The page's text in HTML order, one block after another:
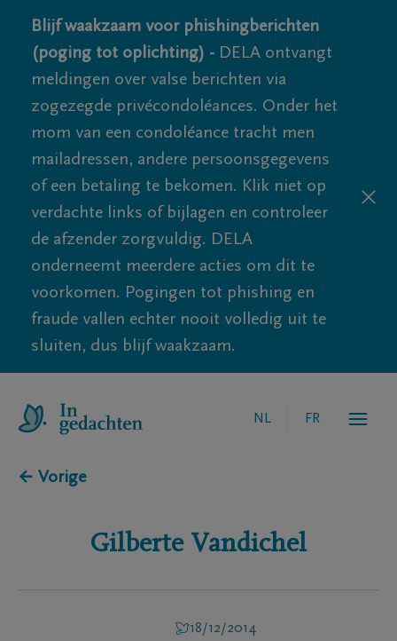
Blijf waakzaam voor phishingberichten
(poging tot oplichting) - DELA ontvangt
meldingen over valse berichten via
zogezegde privécondoléances. Onder het
mom van een condoléance tracht men
mailadressen, andere persoonsgegevens
of een betaling te bekomen. Klik niet op
verdachte links of bijlagen en controleer
de afzender zorgvuldig. DELA
onderneemt meerdere acties om dit te
voorkomen. Pogingen tot phishing en
fraude vallen echter nooit volledig uit te
sluiten, dus blijf waakzaam.
NL FR
← Vorige
Gilberte Vandichel
18/12/2014